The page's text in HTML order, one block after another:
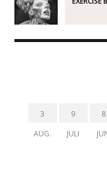
3
AUG.
9
JULI
8